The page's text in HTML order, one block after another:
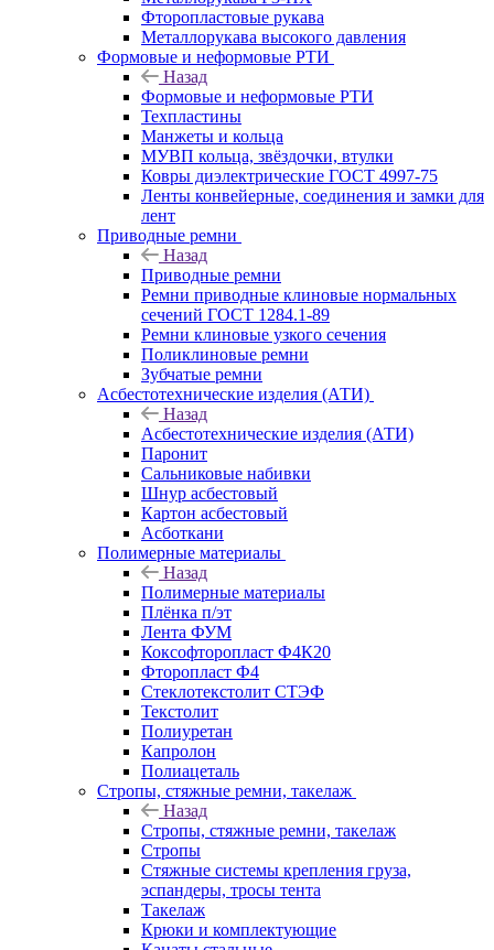
Фторопластовые рукава
Металлорукава высокого давления
Формовые и неформовые РТИ
Назад
Формовые и неформовые РТИ
Техпластины
Манжеты и кольца
МУВП кольца, звёздочки, втулки
Ковры диэлектрические ГОСТ 4997-75
Ленты конвейерные, соединения и замки для
лент
Приводные ремни
Назад
Приводные ремни
Ремни приводные клиновые нормальных
сечений ГОСТ 1284.1-89
Ремни клиновые узкого сечения
Поликлиновые ремни
Зубчатые ремни
Асбестотехнические изделия (АТИ)
Назад
Асбестотехнические изделия (АТИ)
Паронит
Сальниковые набивки
Шнур асбестовый
Картон асбестовый
Асботкани
Полимерные материалы
Назад
Полимерные материалы
Плёнка п/эт
Лента ФУМ
Коксофторопласт Ф4К20
Фторопласт Ф4
Стеклотекстолит СТЭФ
Текстолит
Полиуретан
Капролон
Полиацеталь
Стропы, стяжные ремни, такелаж
Назад
Стропы, стяжные ремни, такелаж
Стропы
Стяжные системы крепления груза,
эспандеры, тросы тента
Такелаж
Крюки и комплектующие